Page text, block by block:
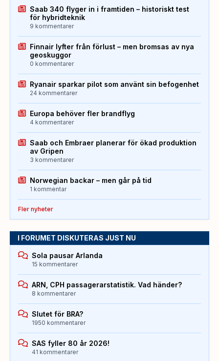
Saab 340 flyger in i framtiden – historiskt test
för hybridteknik
9 kommentarer
Finnair lyfter från förlust – men bromsas av nya
geoskuggor
0 kommentarer
Ryanair sparkar pilot som använt sin befogenhet
24 kommentarer
Europa behöver fler brandflyg
4 kommentarer
Saab och Embraer planerar för ökad produktion
av Gripen
3 kommentarer
Norwegian backar – men går på tid
1 kommentar
Fler nyheter
I FORUMET DISKUTERAS JUST NU
Sola pausar Arlanda
15 kommentarer
ARN, CPH passagerarstatistik. Vad händer?
8 kommentarer
Slutet för BRA?
1950 kommentarer
SAS fyller 80 år 2026!
41 kommentarer